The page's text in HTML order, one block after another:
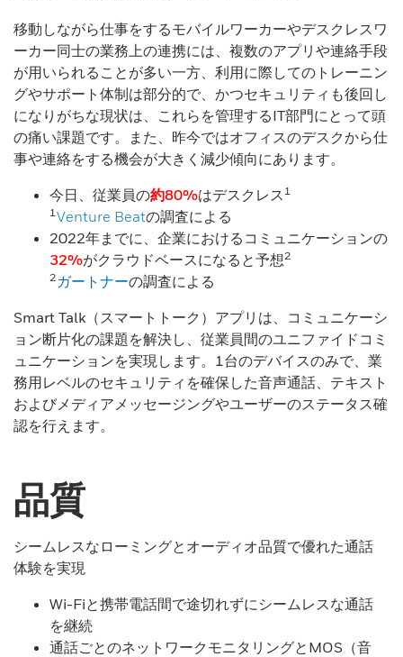
移動しながら仕事をするモバイルワーカーやデスクレスワ
ーカー同士の業務上の連携には、複数のアプリや連絡手段
が用いられることが多い一方、利用に際してのトレーニン
グやサポート体制は部分的で、かつセキュリティも後回し
になりがちな現状は、これらを管理するIT部門にとって頭
の痛い課題です。また、昨今ではオフィスのデスクから仕
事や連絡をする機会が大きく減少傾向にあります。
今日、従業員の約80%はデスクレス 1
1Venture Beatの調査による
2022年までに、企業におけるコミュニケーションの
32%がクラウドベースになると予想2
2 ガートナーの調査による
Smart Talk（スマートトーク）アプリは、コミュニケーシ
ョン断片化の課題を解決し、従業員間のユニファイドコミ
ュニケーションを実現します。1台のデバイスのみで、業
務用レベルのセキュリティを確保した音声通話、テキスト
およびメディアメッセージングやユーザーのステータス確
認を行えます。
品質
シームレスなローミングとオーディオ品質で優れた通話
体験を実現
Wi-Fiと携帯電話間で途切れずにシームレスな通話
を継続
通話ごとのネットワークモニタリングとMOS（音